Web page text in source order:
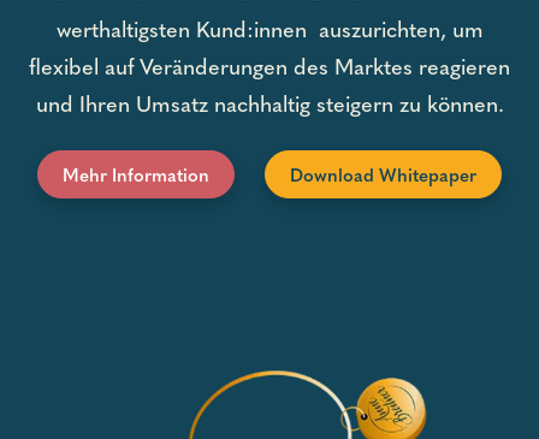
werthaltigsten Kund:innen auszurichten, um
flexibel auf Veränderungen des Marktes reagieren
und Ihren Umsatz nachhaltig steigern zu können.
Mehr Information Download Whitepaper